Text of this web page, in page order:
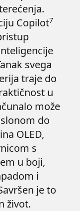
Copilot7
svega
traje do
u
može
do
OLED,
s
u boji,
i
je to
život.